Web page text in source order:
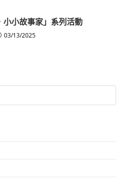
小小故事家」系列活動
03/13/2025